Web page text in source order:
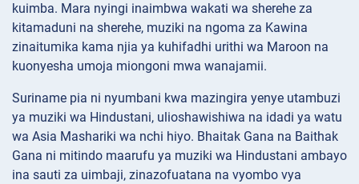
kuimba. Mara nyingi inaimbwa wakati wa sherehe za
kitamaduni na sherehe, muziki na ngoma za Kawina
zinaitumika kama njia ya kuhifadhi urithi wa Maroon na
kuonyesha umoja miongoni mwa wanajamii.
Suriname pia ni nyumbani kwa mazingira yenye utambuzi
ya muziki wa Hindustani, ulioshawishiwa na idadi ya watu
wa Asia Mashariki wa nchi hiyo. Bhaitak Gana na Baithak
Gana ni mitindo maarufu ya muziki wa Hindustani ambayo
ina sauti za uimbaji, zinazofuatana na vyombo vya